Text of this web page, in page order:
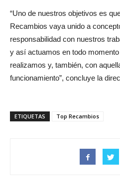
“Uno de nuestros objetivos es
Recambios vaya unido a
responsabilidad con nuestros
y así actuamos en todo
realizamos y, también, con
funcionamiento”, concluye la
ETIQUETAS Top Recambios